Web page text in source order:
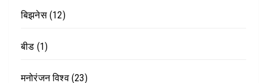
बिझनेस(12)
बीड (1)
मनोरंजन विश्व(23)